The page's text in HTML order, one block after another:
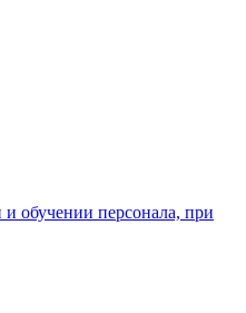
обучении персонала, при